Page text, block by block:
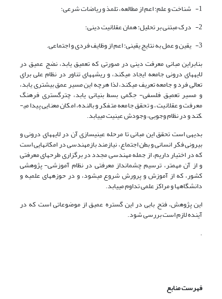
1- شناخت و علم: اعم از مطالعه، تلمذ و ریاضات شرعی؛
2- درک مبتنی بر تحلیل: همان عقلانیت دینی؛
3- یقین و عمل به نتایج یقینی: اعم از وظایف فردی و اجتماعی.
بنابراین مبانی معرفت دینی در صورتی که تعمیق یابد، نضج عمیق در
لایه­های درونی جامعه ایجاد می­کند، و ریشه­های تناور در نظام علی برای
تعالی فرد و جامعه تعریف می­کند، لذا هرچه این مسیر عمق بیشتری یابد،
و مسیر تعمیق فلسفی- حِکَمی بسط بنیانی یابد، چترگستری فرهنگ
معرفت و عقلانیت، و تحقق جامعه متفکر و بالنده، امکان معنایی پیدا می­
کند و در نظام وجوبی، وجودش عینیت می­یابد.
بدیهی است تحقق این مبانی تا مرحله عینی­سازی آن در لایه­های درونی و
بیرونی فکر انسانی و بطن اجتماع، نیازمند بازمهندسی در امکان­هایی است
که در اختیار داریم، از جمله مهندسی مجدد در برگزاری طرح­های معرفتی
و از آن مهم­تر، ترسیم چشم­انداز معرفتی در نظام آموزشی- پژوهشی
کشور، که از آموزش و پرورش شروع می­شود، و در حوزه­های علمیه و
دانشگاه­ها و مراکز علمی تداوم می­یابد.
این پژوهش، فتح بابی در این گستره عمیق از موضوعاتی است که در
آینده لازم است بررسی شود.
.
فهرست منابع